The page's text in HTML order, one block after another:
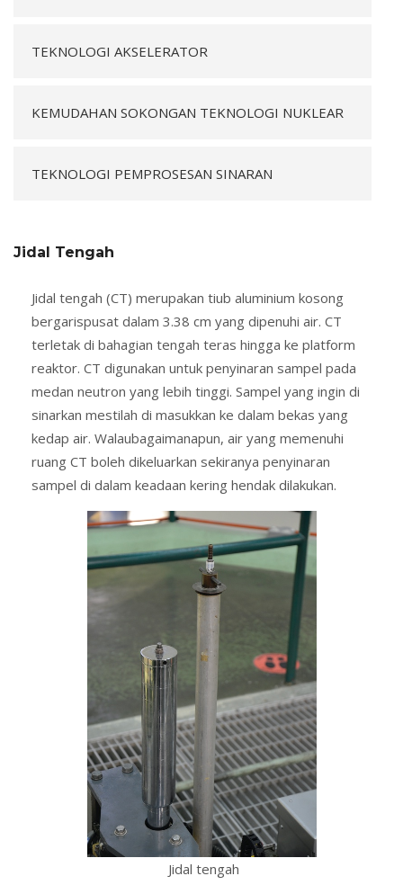
TEKNOLOGI AKSELERATOR
KEMUDAHAN SOKONGAN TEKNOLOGI NUKLEAR
TEKNOLOGI PEMPROSESAN SINARAN
Jidal Tengah
Jidal tengah (CT) merupakan tiub aluminium kosong
bergarispusat dalam 3.38 cm yang dipenuhi air. CT
terletak di bahagian tengah teras hingga ke platform
reaktor. CT digunakan untuk penyinaran sampel pada
medan neutron yang lebih tinggi. Sampel yang ingin di
sinarkan mestilah di masukkan ke dalam bekas yang
kedap air. Walaubagaimanapun, air yang memenuhi
ruang CT boleh dikeluarkan sekiranya penyinaran
sampel di dalam keadaan kering hendak dilakukan.
Jidal tengah